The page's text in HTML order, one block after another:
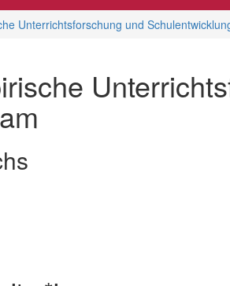
Unterrichtsforschung und